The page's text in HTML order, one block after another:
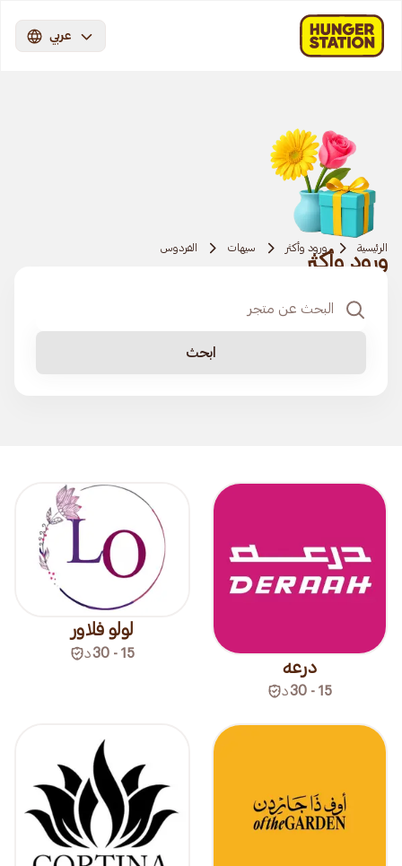
عربي
الرئيسية ورود وأكثر سيهات الفردوس
ورود وأكثر
ابحث
درعه
15 - 30 د
لولو فلاور
15 - 30 د